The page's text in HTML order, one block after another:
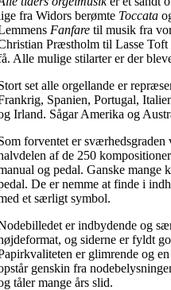
fra Widors berømte Toccata
Fanfare til musik fra
Præstholm til Lasse
Alle mulige stilarter er der
set alle orgellande er
Spanien, Portugal,
Irland. Sågar Amerika og
forventet er sværhedsgraden
af de 250
og pedal. Ganske mange
De er nemme at finde i
et særligt symbol.
er indbydende og
og siderne er fyldt
er glimrende og
genskin fra
tåler mange års slid.